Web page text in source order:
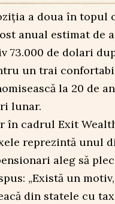
a doua în topul
anual estimat de
73.000 de dolari
un trai
la 20 de
lunar.
în cadrul Exit
reprezintă unul
aleg să
„Există un
din statele cu